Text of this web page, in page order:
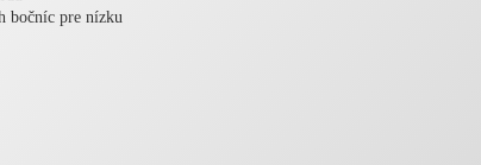
bočníc pre nízku